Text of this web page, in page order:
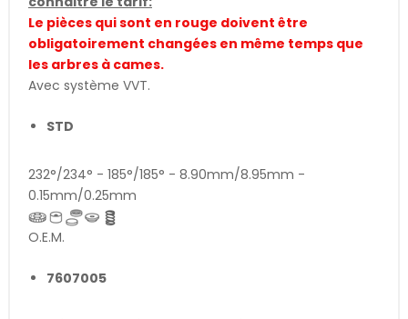
Le pièces qui sont en rouge doivent être
obligatoirement changées en même temps que
les arbres à cames.
Avec système VVT.
STD
232°/234° - 185°/185° - 8.90mm/8.95mm -
0.15mm/0.25mm
O.E.M.
7607005